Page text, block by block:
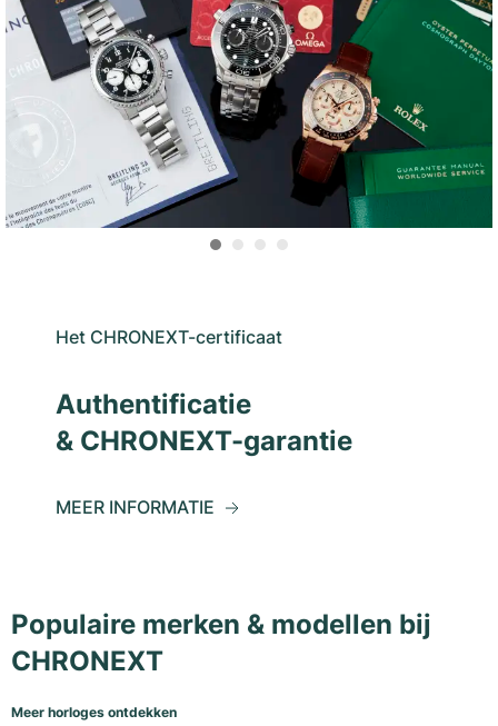
Het CHRONEXT-certificaat
Authentificatie
& CHRONEXT-garantie
MEER INFORMATIE
Populaire merken & modellen bij
CHRONEXT
Meer horloges ontdekken